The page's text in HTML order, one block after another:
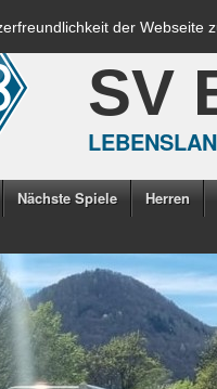
der Webseite
SV
Nächste Spiele Herren